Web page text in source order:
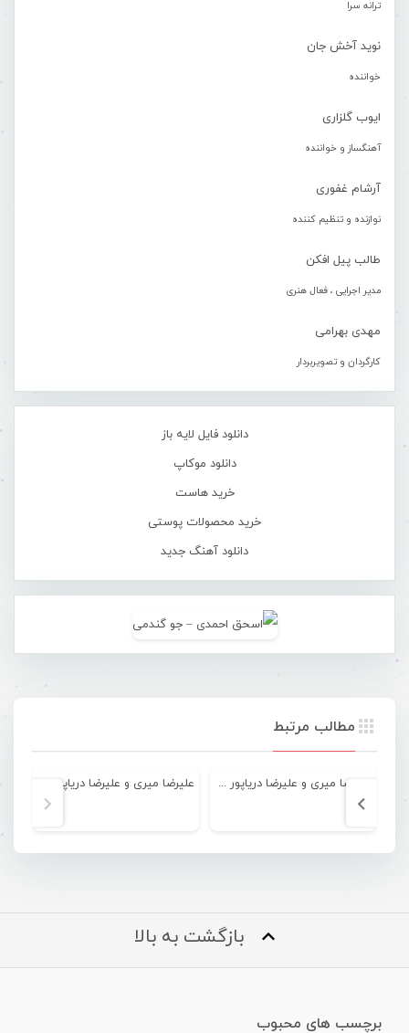
ترانه سرا
نوید آخش جان
خواننده
ایوب گلزاری
آهنگساز و خواننده
آرشام غفوری
نوازنده و تنظیم کننده
طالب پیل افکن
مدیر اجرایی ، فعال هنری
مهدی بهرامی
کارگردان و تصویربردار
دانلود فایل لایه باز
دانلود موکاپ
خرید هاست
خرید محصولات پوستی
دانلود آهنگ جدید
مطالب مرتبط
علیرضا میری و علیرضا دریاپور – ماتم حسین
بازگشت به بالا
برچسب های محبوب